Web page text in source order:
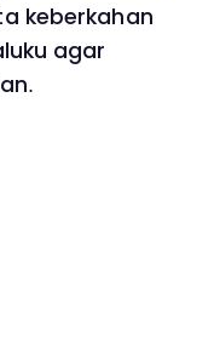
keberkahan
agar